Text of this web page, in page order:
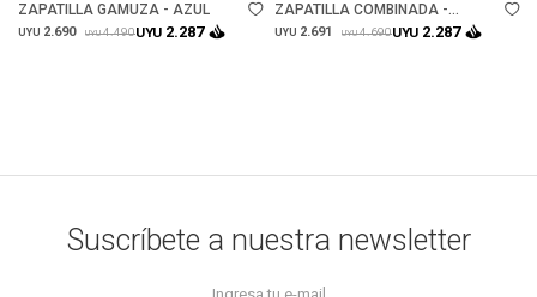
ZAPATILLA GAMUZA - AZUL
UYU 2.690 UYU 4.490UYU 2.287
ZAPATILLA COMBINADA -
CHOCOLATE
UYU 2.691 UYU 4.690UYU 2.287
Suscríbete a nuestra newsletter